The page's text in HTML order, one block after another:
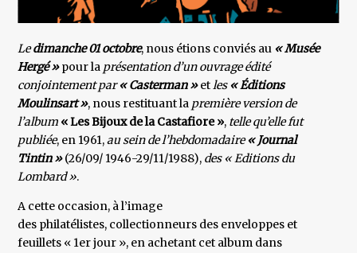
Ledimanche 01 octobre, nous étions conviés au « Musée
Hergé »pour la présentation d’un ouvrage édité
conjointement par« Casterman »etles« Éditions
Moulinsart », nous restituant la première version de
l’album « Les Bijoux de la Castafiore », telle qu’elle fut
publiée, en 1961,au sein de l’hebdomadaire« Journal
Tintin »(26/09/ 1946-29/11/1988), des « Editions du
Lombard ».
A cette occasion, à l’image
des philatélistes, collectionneurs des enveloppes et
feuillets « 1er jour », en achetant cet album dans